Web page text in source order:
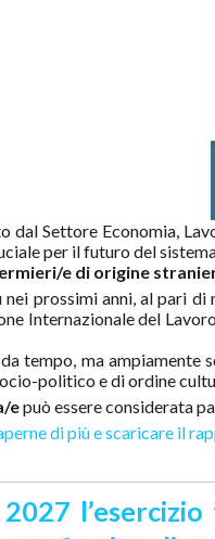
dal Settore Economia,
per il futuro del
e di origine
nei prossimi anni, al pari
Internazionale del
tempo, ma
politico e di ordine
epuò essere considerata
di più e scaricare il